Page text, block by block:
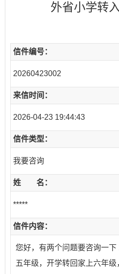
外省小学转
信件编号：
20260423002
来信时间：
2026-04-23 19:44:43
信件类型：
我要咨询
姓 名：
*****
信件内容：
您好，有两个问题要咨询一
五年级，开学转回家上六年级